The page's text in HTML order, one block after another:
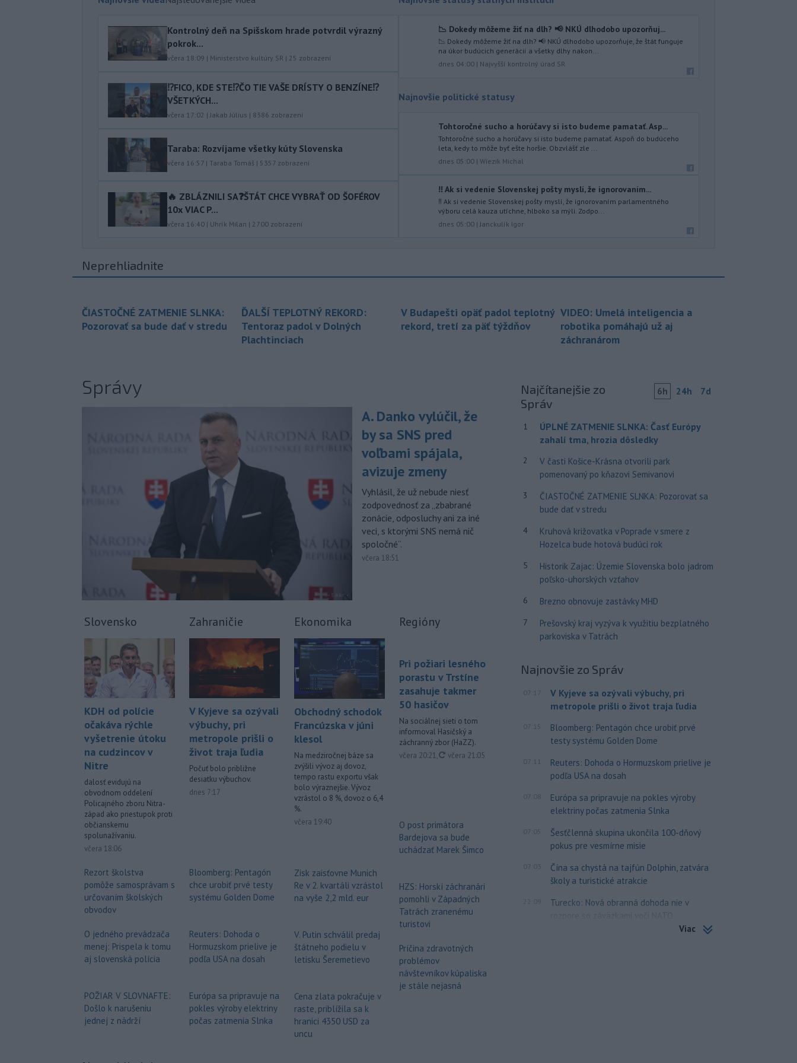
ďalej od reproduktorov, používať
prestávky.
Podporu kandidatúre
Slovenskej republiky na nestále
Organizácie Spojených národov (OSN)
na roky 2028 až 2029 písomne
Násilie páchané pre rasovú
nenávisť alebo pre príslušnosť k
Na sociálnej sieti to v reakcii na útok
cudzincov v Nitre uviedol prezident
SR Peter Pellegrini.
Silné búrky vo štvrtok
vyvolali v hornatých oblastiach
viacerých okresoch stredného a
východného Slovenska. Vydal preto
výstrahu prvého stupňa.
Ministerstvo vnútra (MV) SR
požiada Národný bezpečnostný
(NBÚ) o nezávislé odborné posúdenie
dodaných radarových zariadení, ktoré
sú v pilotnej prevádzke.
11:03 - Pre pretrvávajúce sucho,
horúčavy a nedostatok pitnej vody
boli do odvolania vyhlásené
do ukončenia premávky bude z
hudobného festivalu
Lovestream na starom letisku v
organizácia MHD v oblasti Vajnôr.
Kontrolný deň na Spišskom hrade potvrdil výrazný
pokrok...
včera 18:09 | Ministerstvo kultúry SR | 25 zobrazení
⁉️FICO, KDE STE⁉️ČO TIE VAŠE DRÍSTY O BENZÍNE⁉️
VŠETKÝCH...
včera 17:02 |Jakab Július | 8386 zobrazení
Taraba: Rozvíjame všetky kúty Slovenska
včera 16:57 | Taraba Tomáš | 5357 zobrazení
🔥 ZBLÁZNILI SA❓️ŠTÁT CHCE VYBRAŤ OD ŠOFÉROV
10x VIAC P...
včera 16:40 | Uhrík Milan | 2700 zobrazení
📉 Dokedy môžeme žiť na dlh? 📢 NKÚ dlhodobo upozorňuj...
📉 Dokedy môžeme žiť na dlh? 📢 NKÚ dlhodobo upozorňuje, že štát funguje
na úkor budúcich generácií a všetky dlhy nakon...
dnes 04:00 | Najvyšší kontrolný úrad SR
Najnovšie politické statusy
Tohtoročné sucho a horúčavy si isto budeme pamatať. Asp...
Tohtoročné sucho a horúčavy si isto budeme pamatať. Aspoň do budúceho
leta, kedy to môže byť ešte horšie. Obzvlášť zle ...
dnes 05:00 | Wiezik Michal
‼️ Ak si vedenie Slovenskej pošty myslí, že ignorovaním...
‼️ Ak si vedenie Slovenskej pošty myslí, že ignorovaním parlamentného
výboru celá kauza utíchne, hlboko sa mýli. Zodpo...
dnes 05:00 | Janckulík Igor
Neprehliadnite
ČIASTOČNÉ ZATMENIE SLNKA:
Pozorovať sa bude dať v stredu
ĎALŠÍ TEPLOTNÝ REKORD:
Tentoraz padol v Dolných
Plachtinciach
V Budapešti opäť padol teplotný
rekord, tretí za päť týždňov
VIDEO: Umelá inteligencia a
robotika pomáhajú už aj
záchranárom
Správy
A. Danko vylúčil, že
by sa SNS pred
voľbami spájala,
avizuje zmeny
Vyhlásil, že už nebude niesť
zodpovednosť za „zbabrané
zonácie, odposluchy ani za iné
veci, s ktorými SNS nemá nič
spoločné“.
včera 18:51
Slovensko
KDH od polície
očakáva rýchle
vyšetrenie útoku
na cudzincov v
Nitre
dalosť evidujú na
obvodnom oddelení
Policajného zboru Nitra-
západ ako priestupok proti
občianskemu
spolunažívaniu.
včera 18:06
Rezort školstva
pomôže samosprávam s
určovaním školských
obvodov
O jedného prevádzača
menej: Prispela k tomu
aj slovenská polícia
POŽIAR V SLOVNAFTE:
Došlo k narušeniu
jednej z nádrží
Zahraničie
V Kyjeve sa ozývali
výbuchy, pri
metropole prišli o
život traja ľudia
Počuť bolo približne
desiatku výbuchov.
dnes 7:17
Bloomberg: Pentagón
chce urobiť prvé testy
systému Golden Dome
Reuters: Dohoda o
Hormuzskom prielive je
podľa USA na dosah
Európa sa pripravuje na
pokles výroby elektriny
počas zatmenia Slnka
Ekonomika
Obchodný schodok
Francúzska v júni
klesol
Na medziročnej báze sa
zvýšili vývoz aj dovoz,
tempo rastu exportu však
bolo výraznejšie. Vývoz
vzrástol o 8 %, dovoz o 6,4
%.
včera 19:40
Zisk zaisťovne Munich
Re v 2. kvartáli vzrástol
na vyše 2,2 mld. eur
V. Putin schválil predaj
štátneho podielu v
letisku Šeremetievo
Cena zlata pokračuje v
raste, priblížila sa k
hranici 4350 USD za
uncu
Regióny
Pri požiari lesného
porastu v Trstíne
zasahuje takmer
50 hasičov
Na sociálnej sieti o tom
informoval Hasičský a
záchranný zbor (HaZZ).
včera 20:21, aktualizované
včera 21:05
O post primátora
Bardejova sa bude
uchádzať Marek Šimco
HZS: Horskí záchranári
pomohli v Západných
Tatrách zranenému
turistovi
Príčina zdravotných
problémov
návštevníkov kúpaliska
je stále nejasná
Najčítanejšie zo
Správ
6h 24h 7d
1
ÚPLNÉ ZATMENIE SLNKA: Časť Európy
zahalí tma, hrozia dôsledky
2
V časti Košice-Krásna otvorili park
pomenovaný po kňazovi Semivanovi
3
ČIASTOČNÉ ZATMENIE SLNKA: Pozorovať sa
bude dať v stredu
4
Kruhová križovatka v Poprade v smere z
Hozelca bude hotová budúci rok
5
Historik Zajac: Územie Slovenska bolo jadrom
poľsko-uhorských vzťahov
6 Brezno obnovuje zastávky MHD
7
Prešovský kraj vyzýva k využitiu bezplatného
parkoviska v Tatrách
Najnovšie zo Správ
07:17
V Kyjeve sa ozývali výbuchy, pri
metropole prišli o život traja ľudia
07:15
Bloomberg: Pentagón chce urobiť prvé
testy systému Golden Dome
07:11
Reuters: Dohoda o Hormuzskom prielive je
podľa USA na dosah
07:08
Európa sa pripravuje na pokles výroby
elektriny počas zatmenia Slnka
07:05
Šesťčlenná skupina ukončila 100-dňový
pokus pre vesmírne misie
07:03
Čína sa chystá na tajfún Dolphin, zatvára
školy a turistické atrakcie
Turecko: Nová obranná dohoda nie v
rozpore so záväzkami voči NATO
Viac